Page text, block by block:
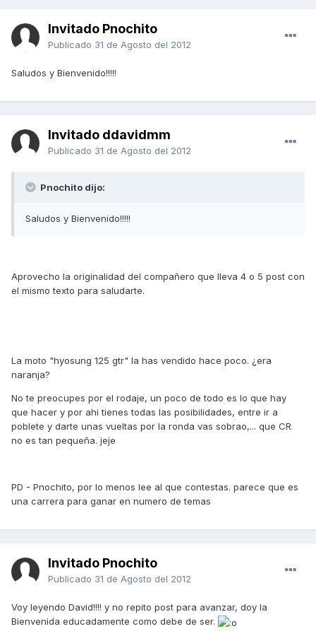
Invitado Pnochito
Publicado 31 de Agosto del 2012
Saludos y Bienvenido!!!!!
Invitado ddavidmm
Publicado 31 de Agosto del 2012
Pnochito dijo:
Saludos y Bienvenido!!!!!
Aprovecho la originalidad del compañero que lleva 4 o 5 post con
el mismo texto para saludarte.
La moto "hyosung 125 gtr" la has vendido hace poco. ¿era
naranja?
No te preocupes por el rodaje, un poco de todo es lo que hay
que hacer y por ahi tienes todas las posibilidades, entre ir a
poblete y darte unas vueltas por la ronda vas sobrao,... que CR
no es tan pequeña. jeje
PD - Pnochito, por lo menos lee al que contestas. parece que es
una carrera para ganar en numero de temas
Invitado Pnochito
Publicado 31 de Agosto del 2012
Voy leyendo David!!!! y no repito post para avanzar, doy la
Bienvenida educadamente como debe de ser.